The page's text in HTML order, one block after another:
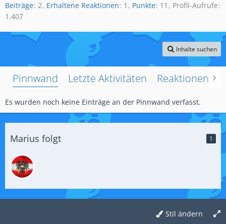
Beiträge 2 Erhaltene Reaktionen 1 Punkte 11
Profil-Aufrufe
1.407
Inhalte suchen
Pinnwand Letzte Aktivitäten Reaktionen
Es wurden noch keine Einträge an der Pinnwand verfasst.
Marius folgt 1
Stil ändern